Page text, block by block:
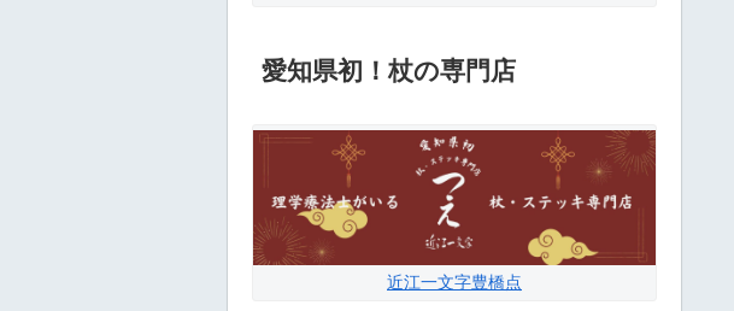
愛知県初！杖の専門店
近江一文字豊橋点